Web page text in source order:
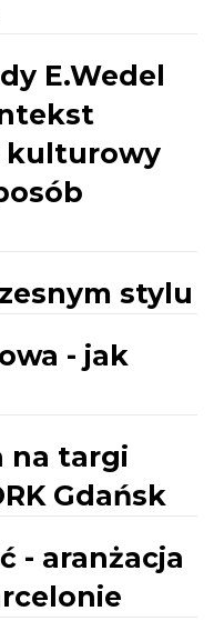
E.Wedel
kulturowy
stylu
- jak
na targi
Gdańsk
- aranżacja